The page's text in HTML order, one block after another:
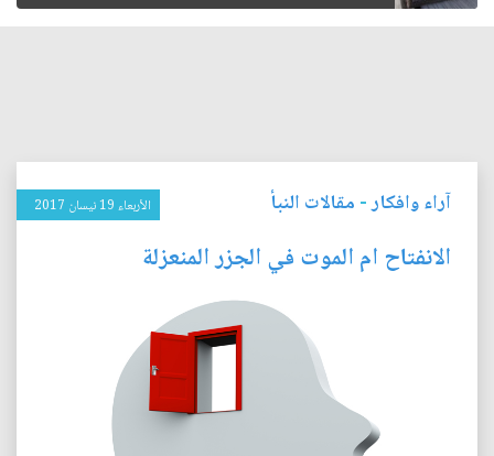
آراء وافكار- مقالات النبأ الأربعاء 19 نيسان 2017
الانفتاح ام الموت في الجزر المنعزلة